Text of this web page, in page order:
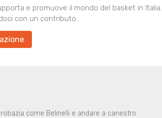
e promuove il mondo del basket in Italia.
con un contributo.
come Belinelli e andare a canestro